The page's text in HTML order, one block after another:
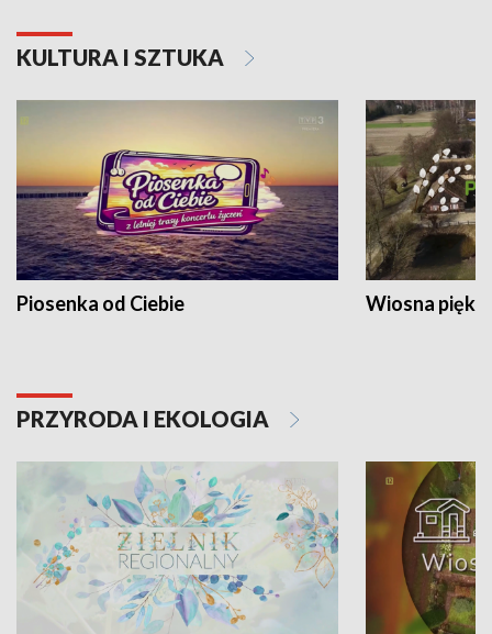
KULTURA I SZTUKA
Piosenka od Ciebie Wiosna
PRZYRODA I EKOLOGIA